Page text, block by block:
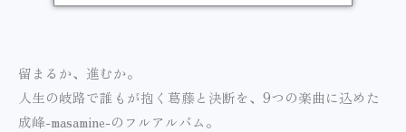
留まるか、進むか。
人生の岐路で誰もが抱く葛藤と決断を、9つの楽曲に込めた
成峰-masamine-のフルアルバム。